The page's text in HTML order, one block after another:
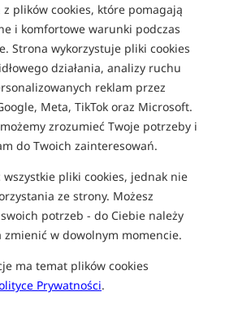
plików cookies, które pomagają
i komfortowe warunki podczas
Strona wykorzystuje pliki cookies
działania, analizy ruchu
reklam przez
Meta, TikTok oraz Microsoft.
zrozumieć Twoje potrzeby i
do Twoich zainteresowań.
wszystkie pliki cookies, jednak nie
ze strony. Możesz
potrzeb - do Ciebie należy
zmienić w dowolnym momencie.
ma temat plików cookies
Prywatności.
PROTEINOWE
Bestseller!
CcMoore ShelfLife Boilies -
Live System - 1 kg
Kulki proteinowe
60,99